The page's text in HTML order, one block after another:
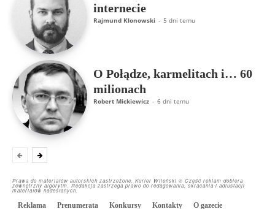
internecie
Rajmund Klonowski - 5 dni temu
O Połądze, karmelitach i… 60
milionach
Robert Mickiewicz - 6 dni temu
Prawa do materiałów autorskich zastrzeżone. Kurier Wileński © Część reklam dobiera
zewnętrzny algorytm. Redakcja zastrzega prawo do redagowania, skracania i adiustacji
materiałów nadesłanych.
Reklama Prenumerata Konkursy Kontakty O gazecie